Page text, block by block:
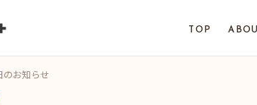
TOP
のお知らせ